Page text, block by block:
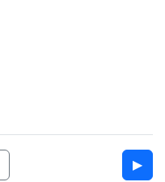
▶︎